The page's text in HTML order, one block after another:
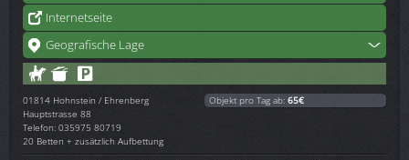
Internetseite
Geografische Lage
01814 Hohnstein / Ehrenberg
Hauptstrasse 88
Telefon: 035975 80719
20 Betten + zusätzlich Aufbettung
Objekt pro Tag ab: 65€